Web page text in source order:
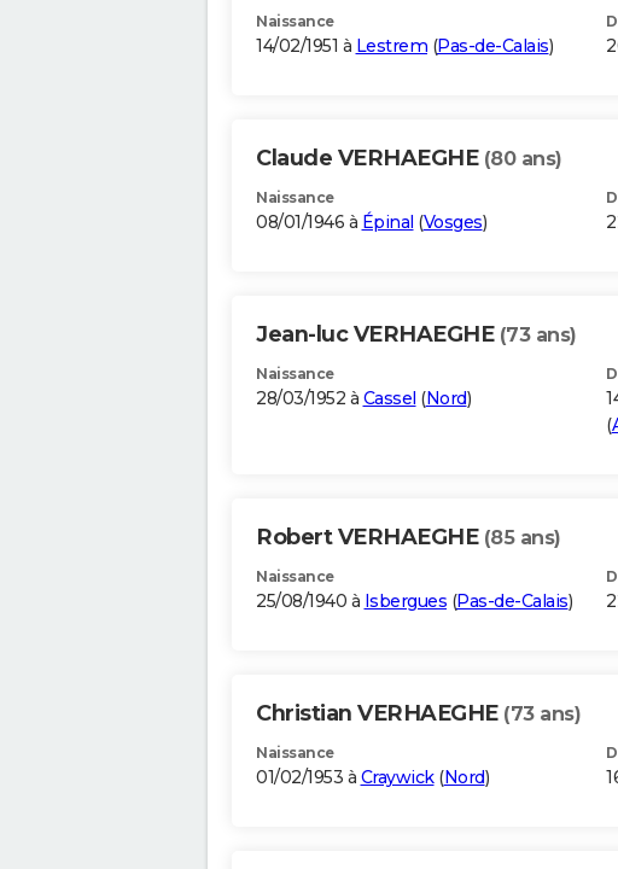
Naissance
14/02/1951 à Lestrem (Pas-de-Calais)
Claude VERHAEGHE (80 ans)
Naissance
08/01/1946 à Épinal (Vosges)
Jean-luc VERHAEGHE (73 ans)
Naissance
28/03/1952 à Cassel (Nord)
(
Robert VERHAEGHE (85 ans)
Naissance
25/08/1940 à Isbergues (Pas-de-Calais)
Christian VERHAEGHE (73 ans)
Naissance
01/02/1953 à Craywick(Nord)